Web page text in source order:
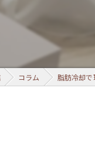
コラム 脂肪冷却